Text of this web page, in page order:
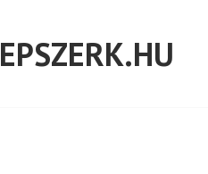
EPSZERK.HU